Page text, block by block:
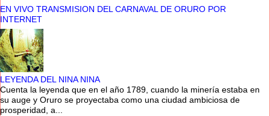
EN VIVO TRANSMISION DEL CARNAVAL DE ORURO POR
INTERNET
LEYENDA DEL NINA NINA
Cuenta la leyenda que en el año 1789, cuando la minería estaba en
su auge y Oruro se proyectaba como una ciudad ambiciosa de
prosperidad, a...